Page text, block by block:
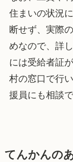
住まいの状況
断せず、実際
めなので、詳
には受給者証
村の窓口で行
援員にも相談で
てんかんの